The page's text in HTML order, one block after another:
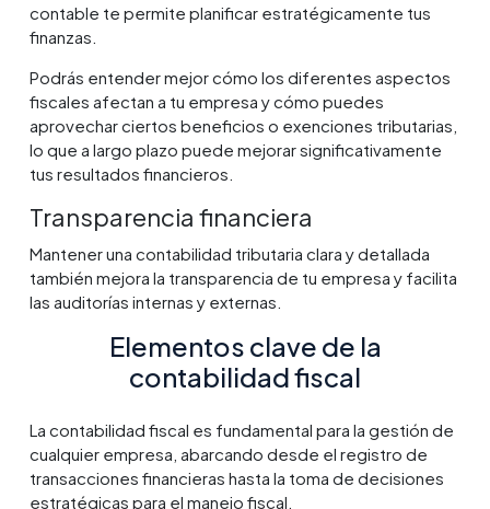
contable te permite planificar estratégicamente tus
finanzas.
Podrás entender mejor cómo los diferentes aspectos
fiscales afectan a tu empresa y cómo puedes
aprovechar ciertos beneficios o exenciones tributarias,
lo que a largo plazo puede mejorar significativamente
tus resultados financieros.
Transparencia financiera
Mantener una contabilidad tributaria clara y detallada
también mejora la transparencia de tu empresa y facilita
las auditorías internas y externas.
Elementos clave de la
contabilidad fiscal
La contabilidad fiscal es fundamental para la gestión de
cualquier empresa, abarcando desde el registro de
transacciones financieras hasta la toma de decisiones
estratégicas para el manejo fiscal.